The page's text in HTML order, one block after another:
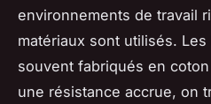
environnements de travail
matériaux sont utilisés.
souvent fabriqués en
une résistance accrue, on